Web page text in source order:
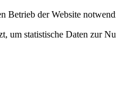
Betrieb der Website
um statistische Daten zur